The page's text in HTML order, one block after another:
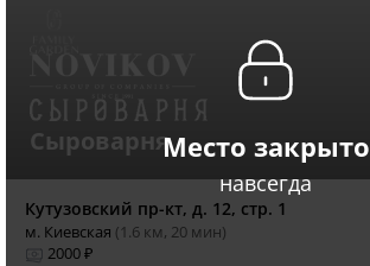
Место закрыто
навсегда
Сыроварня
Кутузовский пр-кт, д. 12, стр. 1
м. Киевская (1.6 км, 20 мин)
2000 ₽